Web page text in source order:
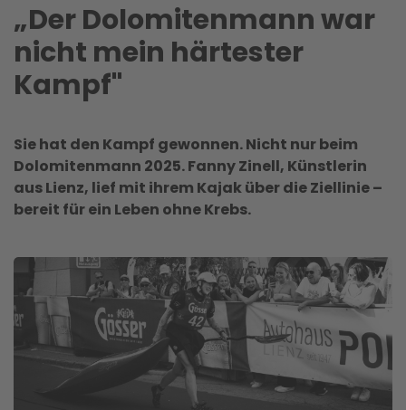
„Der Dolomitenmann war
nicht mein härtester
Kampf"
Sie hat den Kampf gewonnen. Nicht nur beim
Dolomitenmann 2025. Fanny Zinell, Künstlerin
aus Lienz, lief mit ihrem Kajak über die Ziellinie –
bereit für ein Leben ohne Krebs.